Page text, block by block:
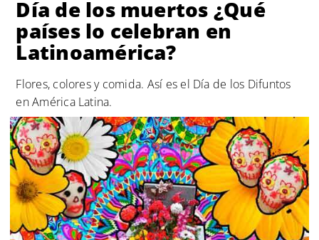
Día de los muertos ¿Qué
países lo celebran en
Latinoamérica?
Flores, colores y comida. Así es el Día de los Difuntos
en América Latina.